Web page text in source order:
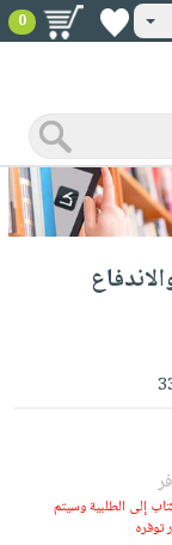
0
إلى الطلبية وسيتم
توفره